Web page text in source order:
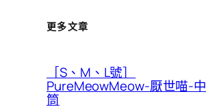
更多文章
［S、M、L號］
PureMeowMeow-厭世喵-中
筒